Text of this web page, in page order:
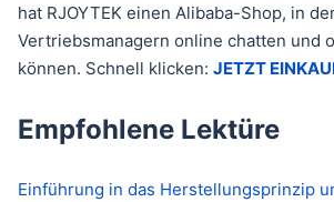
hat RJOYTEK einen Alibaba-Shop, in
Vertriebsmanagern online chatten und
können. Schnell klicken: JETZT
Empfohlene Lektüre
Einführung in das Herstellungsprinzip